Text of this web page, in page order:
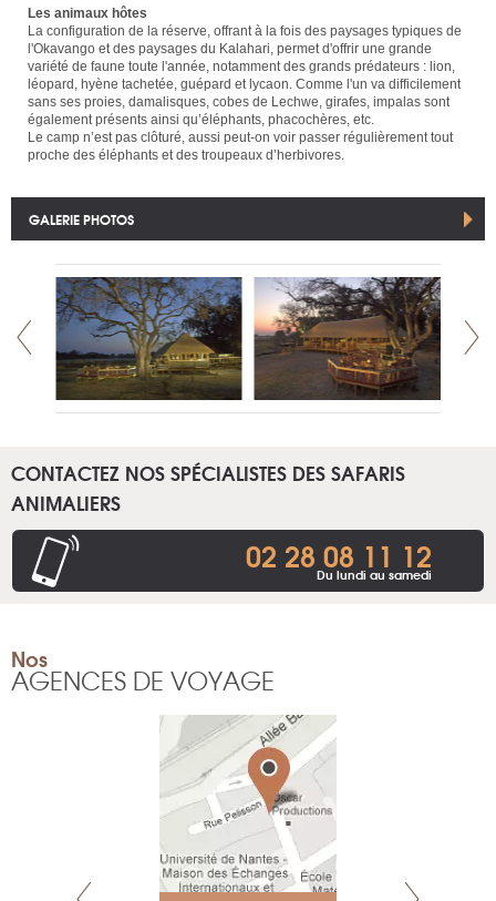
Les animaux hôtes
La configuration de la réserve, offrant à la fois des paysages typiques de
l'Okavango et des paysages du Kalahari, permet d'offrir une grande
variété de faune toute l'année, notamment des grands prédateurs : lion,
léopard, hyène tachetée, guépard et lycaon. Comme l'un va difficilement
sans ses proies, damalisques, cobes de Lechwe, girafes, impalas sont
également présents ainsi qu’éléphants, phacochères, etc.
Le camp n’est pas clôturé, aussi peut-on voir passer régulièrement tout
proche des éléphants et des troupeaux d’herbivores.
GALERIE PHOTOS
CONTACTEZ NOS SPÉCIALISTES DES SAFARIS
ANIMALIERS
02 28 08 11 12
Du lundi au samedi
Nos
AGENCES DE VOYAGE